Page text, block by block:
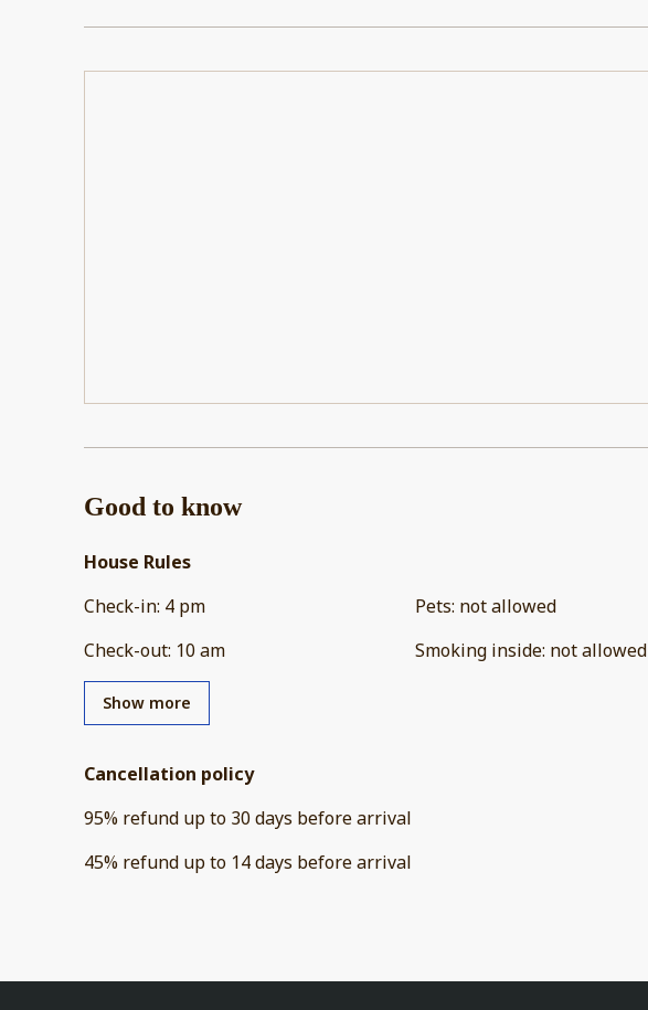
Good to know
House Rules
Check-in: 4 pm
Check-out: 10 am
Pets: not allowed
Smoking inside: not allowed
Show more
Cancellation policy
95% refund up to 30 days beforearrival
45% refund up to 14 days beforearrival